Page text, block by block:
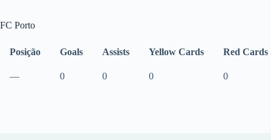
FC Porto
Posição Goals Assists Yellow Cards Red Cards
— 0 0 0 0